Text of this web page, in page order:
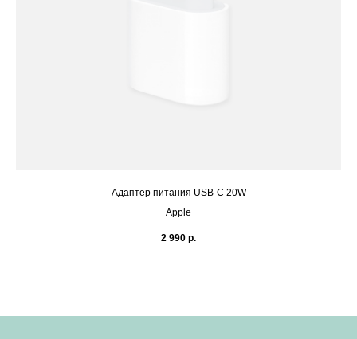
Адаптер питания USB‑C 20W
Apple
2 990 р.